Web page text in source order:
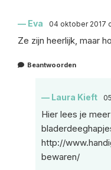
Eva 04 oktober 2017
Ze zijn heerlijk, maar
Beantwoorden
Laura Kieft
Hier lees je
http://
bewaren/